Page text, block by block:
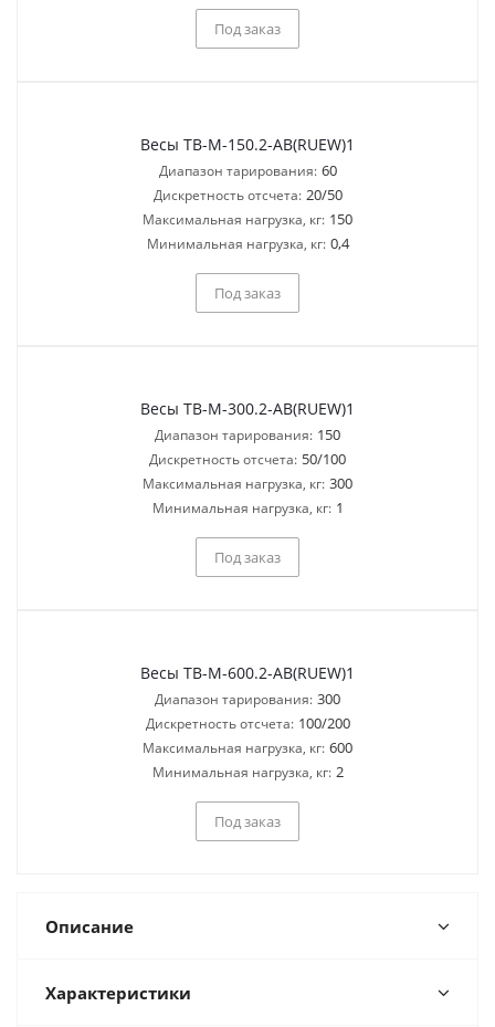
Под заказ
Весы ТВ-M-150.2-AB(RUEW)1
Диапазон тарирования: 60
Дискретность отсчета: 20/50
Максимальная нагрузка, кг: 150
Минимальная нагрузка, кг: 0,4
Под заказ
Весы ТВ-M-300.2-AB(RUEW)1
Диапазон тарирования: 150
Дискретность отсчета: 50/100
Максимальная нагрузка, кг: 300
Минимальная нагрузка, кг: 1
Под заказ
Весы ТВ-M-600.2-AB(RUEW)1
Диапазон тарирования: 300
Дискретность отсчета: 100/200
Максимальная нагрузка, кг: 600
Минимальная нагрузка, кг: 2
Под заказ
Описание
Характеристики